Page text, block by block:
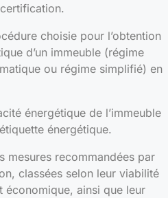
choisie pour l’obtention
d’un immeuble (régime
ou régime simplifié) en
énergétique de l’immeuble
énergétique.
mesures recommandées par
classées selon leur viabilité
ainsi que leur